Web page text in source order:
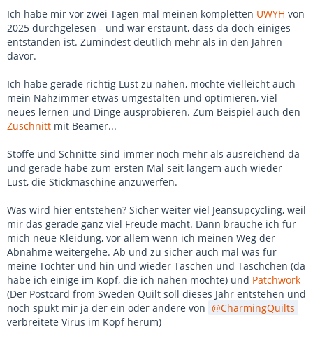
Ich habe mir vor zwei Tagen mal meinen kompletten UWYH von
2025 durchgelesen - und war erstaunt, dass da doch einiges
entstanden ist. Zumindest deutlich mehr als in den Jahren
davor.
Ich habe gerade richtig Lust zu nähen, möchte vielleicht auch
mein Nähzimmer etwas umgestalten und optimieren, viel
neues lernen und Dinge ausprobieren. Zum Beispiel auch den
Zuschnitt mit Beamer...
Stoffe und Schnitte sind immer noch mehr als ausreichend da
und gerade habe zum ersten Mal seit langem auch wieder
Lust, die Stickmaschine anzuwerfen.
Was wird hier entstehen? Sicher weiter viel Jeansupcycling, weil
mir das gerade ganz viel Freude macht. Dann brauche ich für
mich neue Kleidung, vor allem wenn ich meinen Weg der
Abnahme weitergehe. Ab und zu sicher auch mal was für
meine Tochter und hin und wieder Taschen und Täschchen (da
habe ich einige im Kopf, die ich nähen möchte) und Patchwork
(Der Postcard from Sweden Quilt soll dieses Jahr entstehen und
noch spukt mir ja der ein oder andere von
CharmingQuilts
verbreitete Virus im Kopf herum)